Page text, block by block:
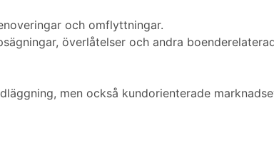
och omflyttningar.
överlåtelser och andra
men också kundorienterade